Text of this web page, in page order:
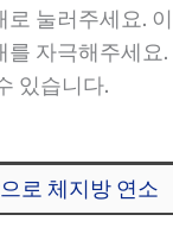
로 눌러주세요.
를 자극해주세요
있습니다.
로 체지방 연소